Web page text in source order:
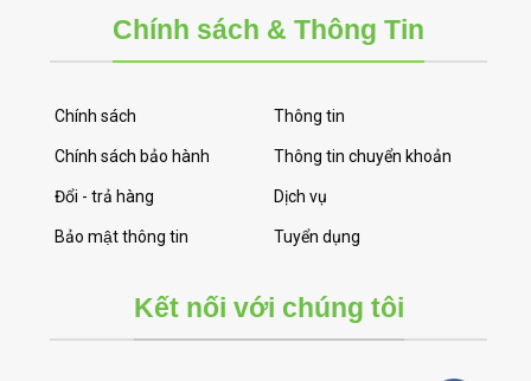
Chính sách & Thông Tin
Chính sách
Chính sách bảo hành
Đổi - trả hàng
Bảo mật thông tin
Thông tin
Thông tin chuyển khoản
Dịch vụ
Tuyển dụng
Kết nối với chúng tôi